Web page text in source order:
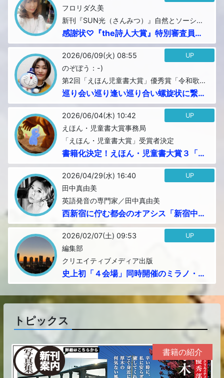
フロリダ久美
新刊『SUN光（さんみつ）』自然とソーシャ
ルダンス・10月発売
感謝状♡『the詩人大賞』特別審査員で
頂きました♡6月15日●新月と鎌倉の
「あ...
UP
2026/06/09(火) 08:55
のぞぼう：-)
第2回「えほん児童書大賞」優秀賞「令和歌
集」みんな違った大事なピース
巡り会い巡り逢い巡り合い螺旋状に繋が
る君と未来、そして今の君へ...
UP
2026/06/04(木) 10:42
えほん・児童書大賞事務局
「えほん・児童書大賞」受賞者決定
書籍化決定！えほん・児童書大賞３「最
優秀部門賞」受賞作品『茶の葉語り~
別...
UP
2026/04/29(水) 16:40
田中真由美
英語発音の専門家／田中真由美
西新宿に佇む都会のオアシス「新宿中央
公園」...
UP
2026/02/07(土) 09:53
編集部
クリエイティブメディア出版
史上初「４会場」同時開催のミラノ・コ
ルティナ５輪で「出版大賞」「えほん
トピックス
書籍の紹介